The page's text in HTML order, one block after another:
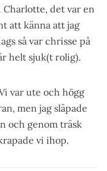
Charlotte, det var en
att känna att jag
så var chrisse på
helt sjuk(t rolig).
var ute och högg
men jag släpade
och genom träsk
vi ihop.